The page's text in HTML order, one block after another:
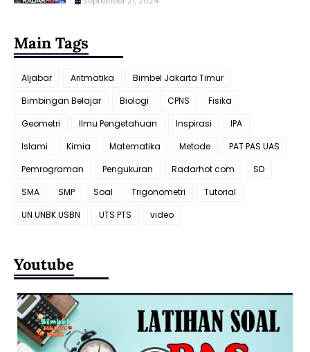
Main Tags
Aljabar Aritmatika
Bimbel Jakarta Timur
Bimbingan Belajar
Biologi CPNS
Fisika
Geometri
Ilmu Pengetahuan Inspirasi
IPA
Islami
Kimia Matematika Metode
PAT PAS UAS
Pemrograman
Pengukuran Radarhot com
SD
SMA
SMP Soal Trigonometri
Tutorial
UN UNBK USBN
UTS PTS video
Youtube